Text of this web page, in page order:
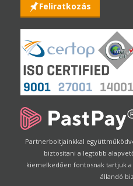
Feliratkozás
Partnerboltjainkkal
biztosítani a legtöbb
kiemelkedően fontosnak tartjuk
állandó